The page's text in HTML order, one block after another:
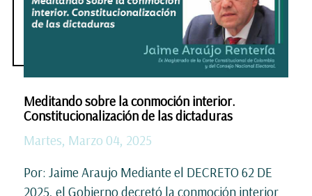
Meditando sobre la conmoción interior.
Constitucionalización de las dictaduras
Martes, Marzo 04, 2025
Por: Jaime Araujo Mediante el DECRETO 62 DE
2025, el Gobierno decretó la conmoción interior